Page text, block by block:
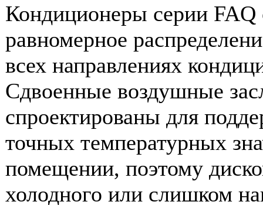
Кондиционеры серии FAQ
равномерное
всех направлениях
Сдвоенные воздушные
спроектированы для
точных температурных
помещении, поэтому
холодного или слишком